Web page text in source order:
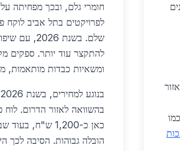
כמו
חומרי גלם, ובכך מפחיתה
לפרויקטים בתל אביב לוקח
שלם. בשנת
ומשאיות כבדות מותאמות,
בנוגע למחירים, בשנת 2026, מחירי
הובלה גבוהות. הסיבה לכך